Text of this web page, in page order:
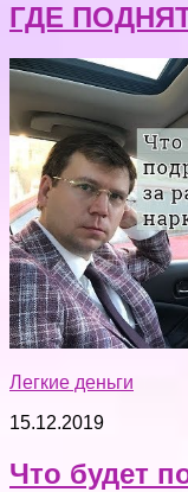
ГДЕ
Легкие деньги
15.12.2019
Что будет